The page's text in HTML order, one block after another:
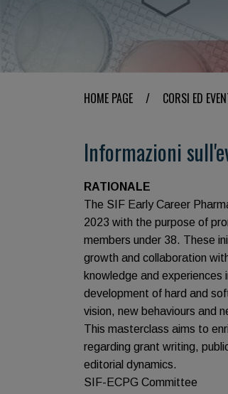
HOME PAGE / CORSI ED
Informazioni
RATIONALE
The SIF Early Career
2023 with the purpose of
members under 38. These
growth and collaboration
knowledge and
development of hard and
vision, new behaviours and
This masterclass aims to
regarding grant writing,
editorial dynamics.
SIF-ECPG Committee